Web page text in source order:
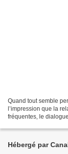
Quand tout semble
l’impression que la
fréquentes, le
Hébergé par